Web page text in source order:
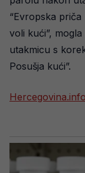
“Evropska
voli kući”,
utakmicu s
Posušja kući”.
Hercegovina.info